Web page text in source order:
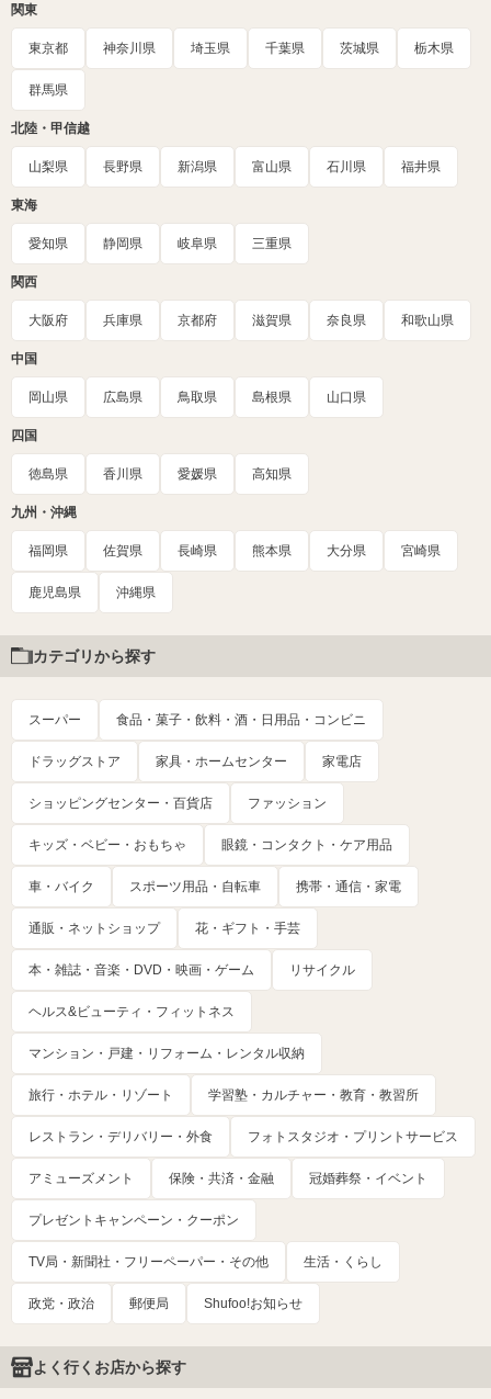
関東
東京都 神奈川県 埼玉県 千葉県 茨城県 栃木県
群馬県
北陸・甲信越
山梨県 長野県 新潟県 富山県 石川県 福井県
東海
愛知県 静岡県 岐阜県 三重県
関西
大阪府 兵庫県 京都府 滋賀県 奈良県 和歌山県
中国
岡山県 広島県 鳥取県 島根県 山口県
四国
徳島県 香川県 愛媛県 高知県
九州・沖縄
福岡県 佐賀県 長崎県 熊本県 大分県 宮崎県
鹿児島県 沖縄県
カテゴリから探す
スーパー 食品・菓子・飲料・酒・日用品・コンビニ
ドラッグストア 家具・ホームセンター 家電店
ショッピングセンター・百貨店 ファッション
キッズ・ベビー・おもちゃ 眼鏡・コンタクト・ケア用品
車・バイク スポーツ用品・自転車 携帯・通信・家電
通販・ネットショップ 花・ギフト・手芸
本・雑誌・音楽・DVD・映画・ゲーム リサイクル
ヘルス&ビューティ・フィットネス
マンション・戸建・リフォーム・レンタル収納
旅行・ホテル・リゾート 学習塾・カルチャー・教育・教習所
レストラン・デリバリー・外食 フォトスタジオ・プリントサービス
アミューズメント 保険・共済・金融 冠婚葬祭・イベント
プレゼントキャンペーン・クーポン
TV局・新聞社・フリーペーパー・その他 生活・くらし
政党・政治 郵便局 Shufoo!お知らせ
よく行くお店から探す